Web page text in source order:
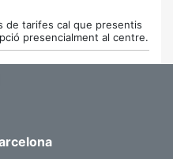
de tarifes cal que presentis
presencialment al centre.